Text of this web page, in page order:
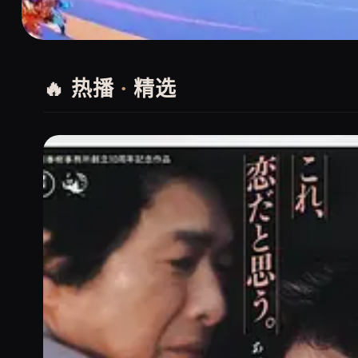
🔥 热播 · 精选